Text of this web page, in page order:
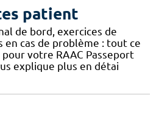
patient
de bord, exercices de
en cas de problème : tout ce
votre RAAC Passeport
explique plus en détai